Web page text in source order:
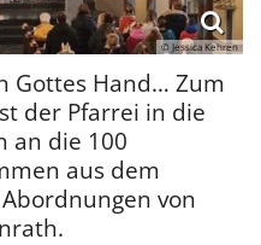
© Jessica Kehren
Gottes Hand… Zum
der Pfarrei in die
an die 100
aus dem
von